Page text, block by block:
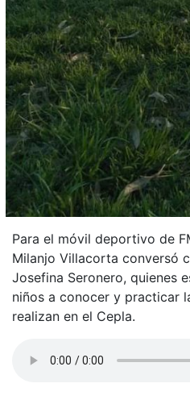
Para el móvil deportivo de
Milanjo Villacorta conversó
Josefina Seronero, quienes
niños a conocer y practicar
realizan en el Cepla.